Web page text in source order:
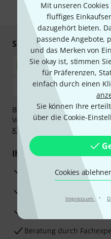
Mit unseren
fluffiges
dazugehört bieten.
passende Angebote,
und das Merken von
Sie okay ist, stimmen
für Präferenzen,
einfach durch einen
Sie können Ihre
über die Cookie-
Cookies
Impressum ·
*
Sicher einkaufen &
Bezahlen Sie vertraulich
Vorkasse, PayPal, Amazon
Klarna Ratenzahlung
Ihre Vorteile
3 Jahre Thomann
30 Tage Money-Back-
Beratung durch